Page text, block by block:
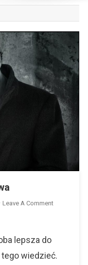
Leave A CommentOn
lepsza do
wiedzieć.